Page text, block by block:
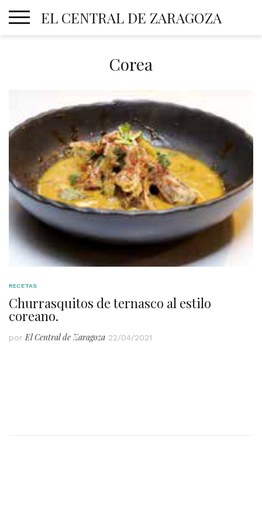
EL CENTRAL DE ZARAGOZA
Corea
RECETAS
Churrasquitos de ternasco al estilo
coreano.
por El Central de Zaragoza 22/04/2021